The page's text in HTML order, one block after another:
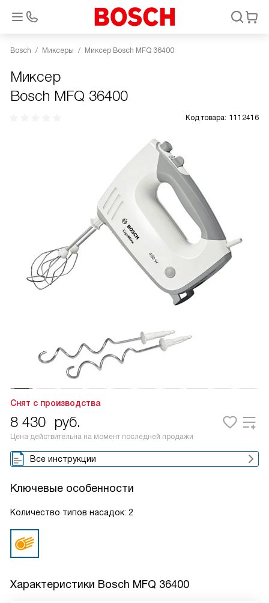
Bosch Миксеры Миксер Bosch MFQ 36400
Миксер
Bosch MFQ 36400
Код товара: 1112416
Снят с производства
8 430 руб.
Цена действительна на момент последней продажи
Все инструкции
Ключевые особенности
Количество типов насадок: 2
Характеристики Bosch MFQ 36400